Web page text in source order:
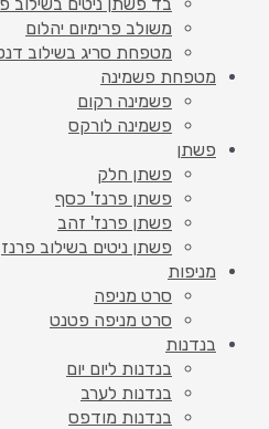
משולב פרימיום יהלום
מטפחת סריג בשילוב דנטל
מטפחת פשמינה
פשמינה רקום
פשמינה לורקס
פשתן
פשתן חלק
פשתן פרנז' כסף
פשתן פרנז' זהב
פשתן ניטים בשילוב פרנז
מניפות
סרט מניפה
סרט מניפה פטנט
בנדנות
בנדנות ליום יום
בנדנות לערב
בנדנות מודפס